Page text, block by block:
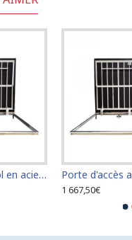
Porte d'accès au sol en acier inoxydable 60 cm x 100 cm pour intérieur et extérieur
1 667,50€